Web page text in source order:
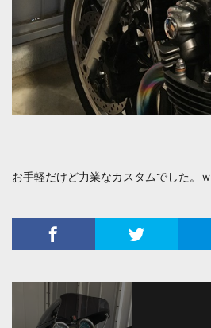
お手軽だけど力業なカスタムでした。ｗ